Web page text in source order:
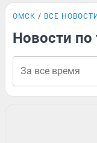
ОМСК ВСЕ НОВОСТИ
Новости по